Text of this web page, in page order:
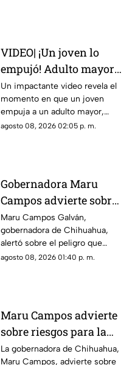
VIDEO| ¡Un joven lo
empujó! Adulto mayor
muere atropellado por
un tráiler
Un impactante video revela el
momento en que un joven
empuja a un adulto mayor,
provocando su muerte al ser
agosto 08, 2026 02:05 p. m.
Gobernadora Maru
Campos advierte sobre
el uso de lineamientos
para sancionar a
medios y periodistas
Maru Campos Galván,
gobernadora de Chihuahua,
alertó sobre el peligro que
implican los nuevos
agosto 08, 2026 01:40 p. m.
Maru Campos advierte
sobre riesgos para la
libertad de expresión
La gobernadora de Chihuahua,
Maru Campos, advierte sobre